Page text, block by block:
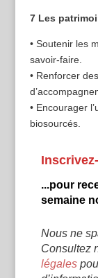
7 Les
• Soutenir les
savoir-faire.
• Renforcer
• Encourager
biosourcés.
...pour
semaine
Nous ne
Consultez
légales